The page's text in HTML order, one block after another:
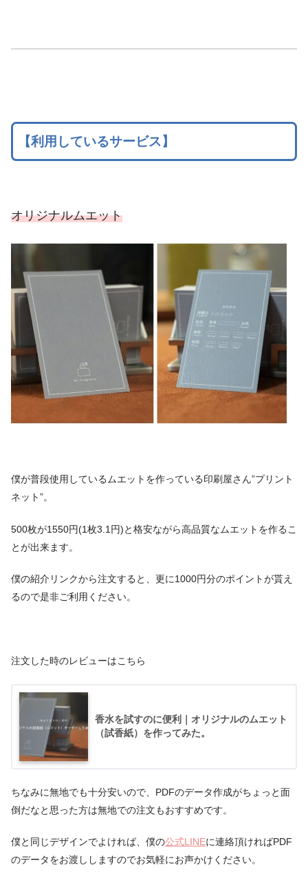
【利用しているサービス】
オリジナルムエット
僕が普段使用しているムエットを作っている印刷屋さん”プリント
ネット”。
500枚が1550円(1枚3.1円)と格安ながら高品質なムエットを作るこ
とが出来ます。
僕の紹介リンクから注文すると、更に1000円分のポイントが貰え
るので是非ご利用ください。
注文した時のレビューはこちら
香水を試すのに便利｜オリジナルのムエット
（試香紙）を作ってみた。
ちなみに無地でも十分安いので、PDFのデータ作成がちょっと面
倒だなと思った方は無地での注文もおすすめです。
僕と同じデザインでよければ、僕の公式LINEに連絡頂ければPDF
のデータをお渡ししますのでお気軽にお声かけください。